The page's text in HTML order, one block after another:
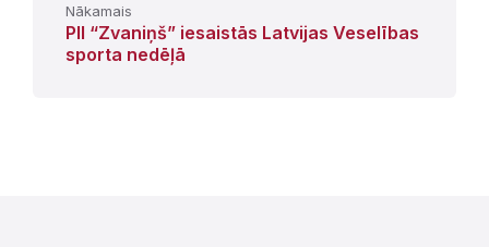
Nākamais
PII “Zvaniņš” iesaistās Latvijas Veselības
sporta nedēļā